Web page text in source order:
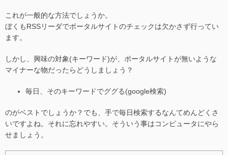
これが一般的な方法でしょうか。
ぼくもRSSリーダでポータルサイトのチェックは欠かさず行ってい
ます。
しかし、興味の対象(キーワード)が、ポータルサイトが無いような
マイナーな物だったらどうしましょう？
毎日、そのキーワードでググる(google検索)
のがベストでしょうか？でも、手で毎日検索するなんてめんどくさ
いですよね。それに忘れやすい。そういう事はコンピュータにやら
せましょう。